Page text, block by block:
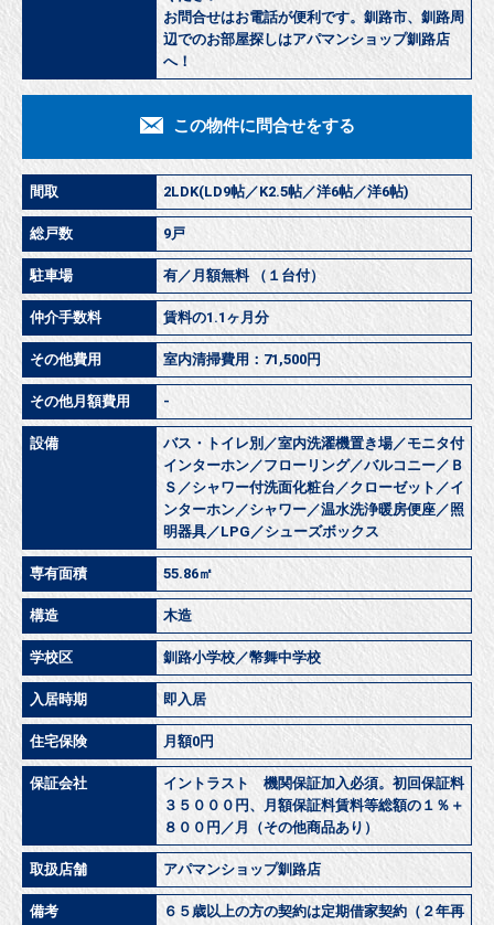
お問合せはお電話が便利です。釧路市、釧路周
辺でのお部屋探しはアパマンショップ釧路店
へ！
この物件に問合せをする
間取 2LDK(LD9帖／K2.5帖／洋6帖／洋6帖)
総戸数 9戸
駐車場 有／月額無料 （１台付）
仲介手数料 賃料の1.1ヶ月分
その他費用 室内清掃費用：71,500円
その他月額費用 -
設備
バス・トイレ別／室内洗濯機置き場／モニタ付
インターホン／フローリング／バルコニー／Ｂ
Ｓ／シャワー付洗面化粧台／クローゼット／イ
ンターホン／シャワー／温水洗浄暖房便座／照
明器具／LPG／シューズボックス
専有面積 55.86㎡
構造 木造
学校区 釧路小学校／幣舞中学校
入居時期 即入居
住宅保険 月額0円
保証会社
イントラスト 機関保証加入必須。初回保証料
３５０００円、月額保証料賃料等総額の１％＋
８００円／月（その他商品あり）
取扱店舗 アパマンショップ釧路店
備考
６５歳以上の方の契約は定期借家契約（２年再